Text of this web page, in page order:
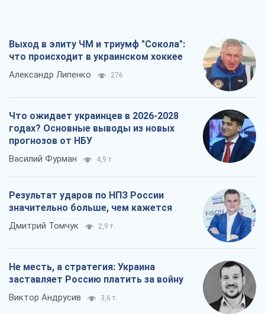
Выход в элиту ЧМ и триумф "Сокола":
что происходит в украинском хоккее
Александр Липенко 276
Что ожидает украинцев в 2026-2028
годах? Основные выводы из новых
прогнозов от НБУ
Василий Фурман 4,9 т.
Результат ударов по НПЗ России
значительно больше, чем кажется
Дмитрий Томчук 2,9 т.
Не месть, а стратегия: Украина
заставляет Россию платить за войну
Виктор Андрусив 3,6 т.